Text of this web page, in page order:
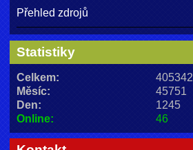
Přehled zdrojů
Statistiky
Online: 46
Celkem:
Měsíc:
45751
Den:
1245